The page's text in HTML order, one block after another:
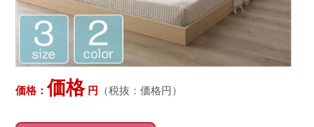
価格：価格円 （税抜：価格円）